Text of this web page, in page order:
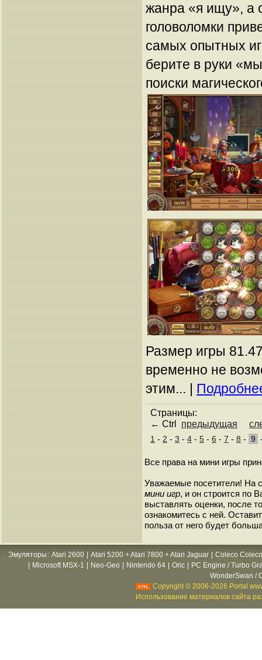
жанра «я ищу», а
головоломки
самых опытных
берите в руки
поиски
Размер игры
временно не
этим... |
Страницы:
← Ctrl предыдущая
1 - 2 - 3 - 4 - 5 - 6 - 7 - 8 - 9
Все права на мини игры
Уважаемые посетители! На
мини игр, и он строится по
выставлять оценки, после
ознакомитесь с ней.
польза от него будет
Эмуляторы : Atari 2600 Atari 5200 + Atari 7800 + Atari Jaguar
Coleco
Microsoft MSX-1 Neo-Geo Nintendo 64 Oric
PC Engine / Turbo
WonderSwan /
Copyright © 2006-2026 Portal
Использование материалов сайта